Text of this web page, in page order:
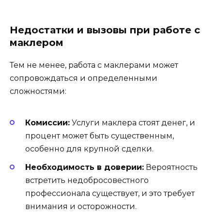
Недостатки и вызовы при работе с
маклером
Тем не менее, работа с маклерами может
сопровождаться и определенными
сложностями:
Комиссии: Услуги маклера стоят денег, и
процент может быть существенным,
особенно для крупной сделки.
Необходимость в доверии: Вероятность
встретить недобросовестного
профессионала существует, и это требует
внимания и осторожности.